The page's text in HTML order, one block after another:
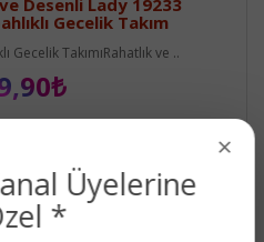
Desenli Lady 19233
Gecelik Takım
Gecelik TakımıRahatlık ve ..
×
Üyelerine
*